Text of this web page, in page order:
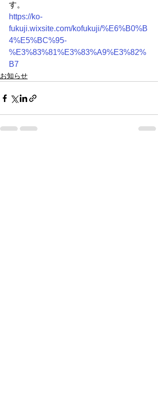
す。
https://ko-
fukuji.wixsite.com/kofukuji/%E6%B0%B
4%E5%BC%95-
%E3%83%81%E3%83%A9%E3%82%
B7
お知らせ